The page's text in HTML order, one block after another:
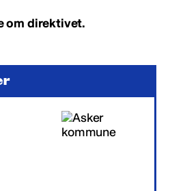
om direktivet.